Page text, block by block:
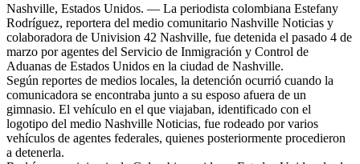
Nashville, Estados Unidos. — La periodista colombiana Estefany
Rodríguez, reportera del medio comunitario Nashville Noticias y
colaboradora de Univision 42 Nashville, fue detenida el pasado 4 de
marzo por agentes del Servicio de Inmigración y Control de
Aduanas de Estados Unidos en la ciudad de Nashville.
Según reportes de medios locales, la detención ocurrió cuando la
comunicadora se encontraba junto a su esposo afuera de un
gimnasio. El vehículo en el que viajaban, identificado con el
logotipo del medio Nashville Noticias, fue rodeado por varios
vehículos de agentes federales, quienes posteriormente procedieron
a detenerla.